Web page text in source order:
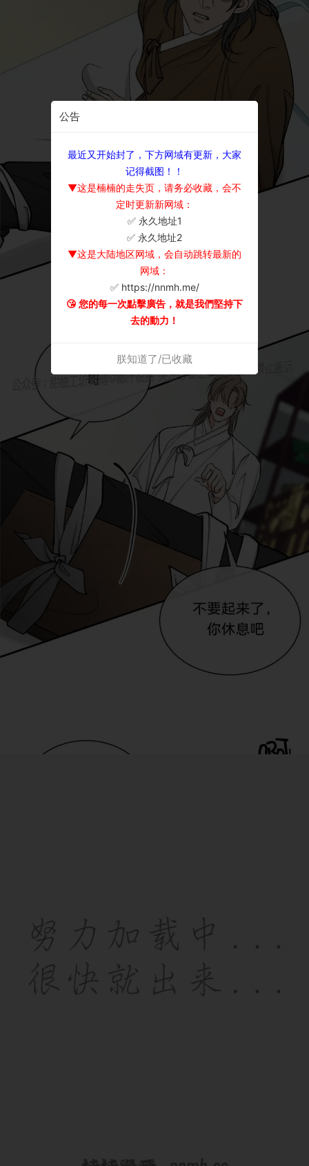
公告
最近又开始封了，下方网域有更新，大家
记得截图！！
▼这是楠楠的走失页，请务必收藏，会不
定时更新新网域：
✅ 永久地址1
✅ 永久地址2
▼这是大陆地区网域，会自动跳转最新的
网域：
✅ https://nnmh.me/
😘 您的每一次點擊廣告，就是我們堅持下
去的動力！
朕知道了/已收藏